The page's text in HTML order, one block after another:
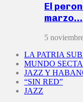
El
marzo…
5
LA PATRIA
MUNDO
JAZZ Y
“SIN RED”
JAZZ